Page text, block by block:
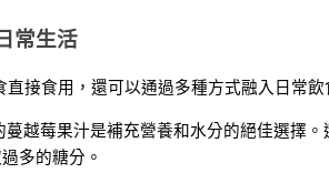
常生活
直接食用，還可以通過多種方式融入日常
蔓越莓果汁是補充營養和水分的絕佳選擇
多的糖分。